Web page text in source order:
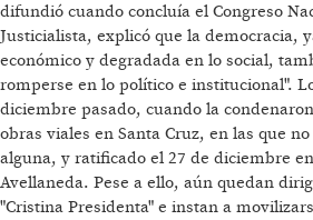
difundió cuando concluía el Congreso
Justicialista, explicó que la democracia,
económico y degradada en lo social,
romperse en lo político e institucional".
diciembre pasado, cuando la
obras viales en Santa Cruz, en las que
alguna, y ratificado el 27 de diciembre
Avellaneda. Pese a ello, aún quedan
"Cristina Presidenta" e instan a